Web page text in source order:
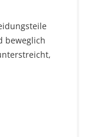
beweglich